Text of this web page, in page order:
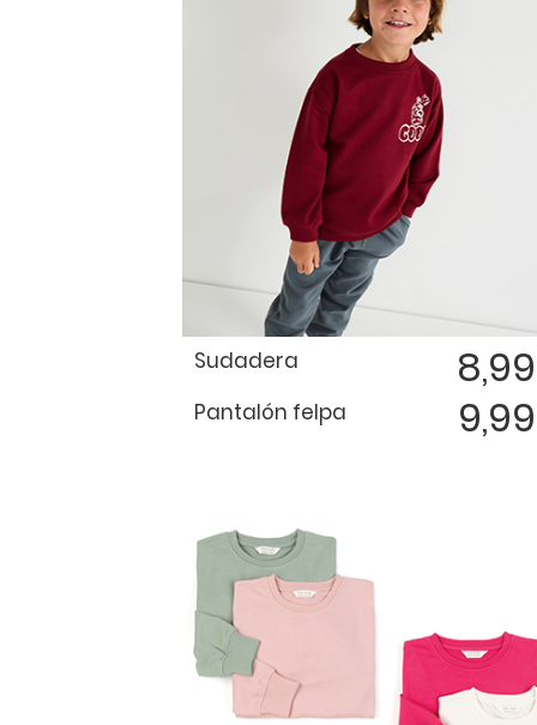
Sudadera
Pantalón felpa